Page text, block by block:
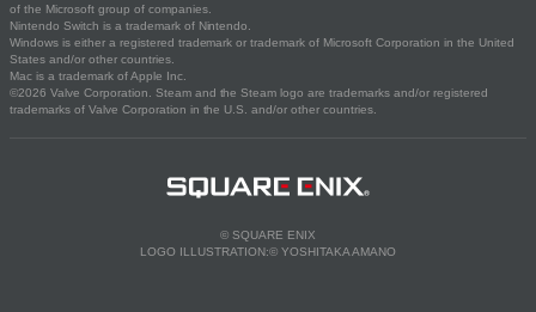
of the Microsoft group of companies.
Nintendo Switch is a trademark of Nintendo.
Windows is either a registered trademark or trademark of Microsoft Corporation in the United
States and/or other countries.
Mac is a trademark of Apple Inc.
©2026 Valve Corporation. Steam and the Steam logo are trademarks and/or registered
trademarks of Valve Corporation in the U.S. and/or other countries.
© SQUARE ENIX
LOGO ILLUSTRATION:© YOSHITAKA AMANO